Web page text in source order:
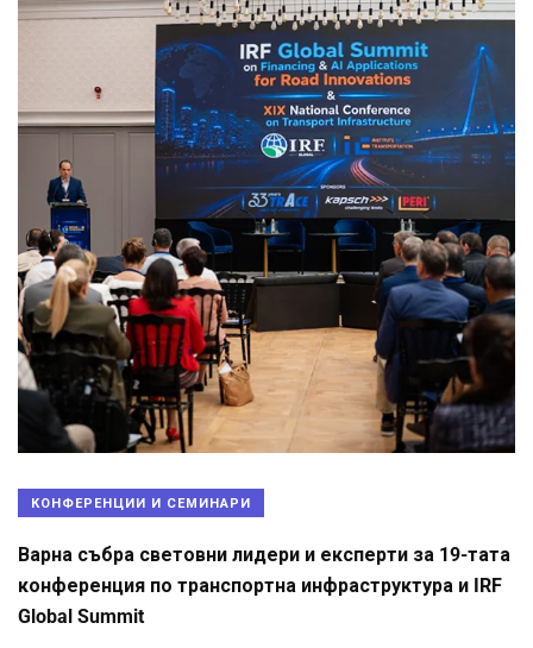
КОНФЕРЕНЦИИ И СЕМИНАРИ
Варна събра световни лидери и експерти за 19-тата
конференция по транспортна инфраструктура и IRF
Global Summit